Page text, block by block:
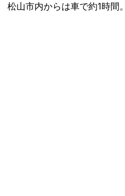
松山市内からは車で約1時間。